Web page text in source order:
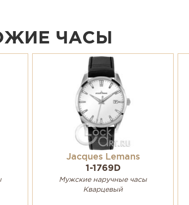
ЧАСЫ
Jacques Lemans
1-1769D
Мужские наручные часы
Кварцевый